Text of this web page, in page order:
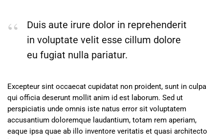
Duis aute irure dolor in reprehenderit
in voluptate velit esse cillum dolore
eu fugiat nulla pariatur.
Excepteur sint occaecat cupidatat non proident, sunt in culpa
qui officia deserunt mollit anim id est laborum. Sed ut
perspiciatis unde omnis iste natus error sit voluptatem
accusantium doloremque laudantium, totam rem aperiam,
eaque ipsa quae ab illo inventore veritatis et quasi architecto